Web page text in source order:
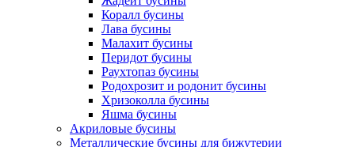
Коралл бусины
Лава бусины
Малахит бусины
Перидот бусины
Раухтопаз бусины
Родохрозит и родонит бусины
Хризоколла бусины
Яшма бусины
Акриловые бусины
Металлические бусины для бижутерии